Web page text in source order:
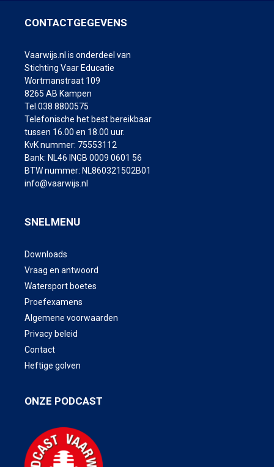
CONTACTGEGEVENS
Vaarwijs.nl is onderdeel van
Stichting Vaar Educatie
Wortmanstraat 109
8265 AB Kampen
Tel.038 8800575
Telefonische het best bereikbaar
tussen 16.00 en 18.00 uur.
KvK nummer: 75553112
Bank: NL46 INGB 0009 0601 56
BTW nummer: NL860321502B01
info@vaarwijs.nl
SNELMENU
Downloads
Vraag en antwoord
Watersport boetes
Proefexamens
Algemene voorwaarden
Privacy beleid
Contact
Heftige golven
ONZE PODCAST